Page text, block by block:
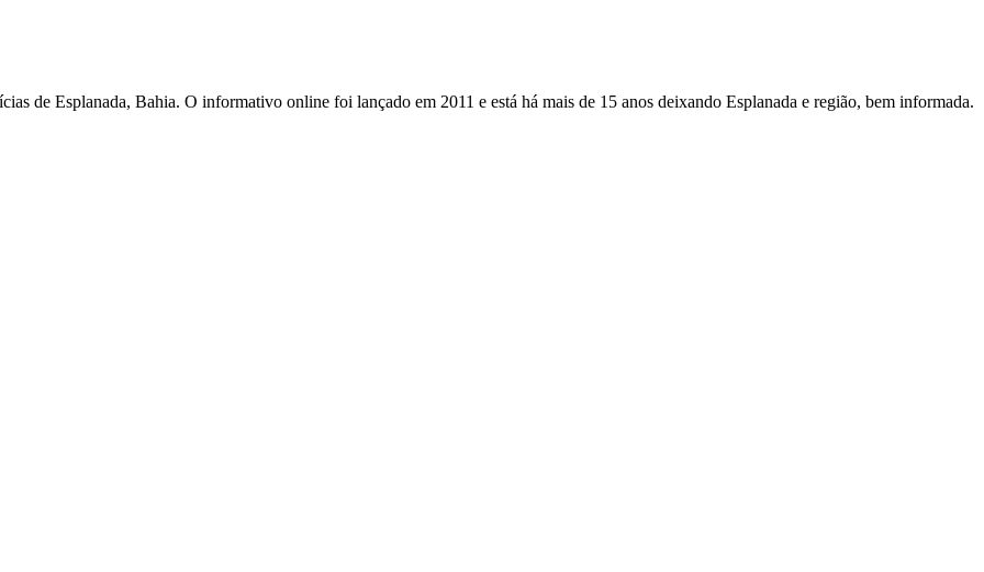
de Esplanada, Bahia. O informativo online foi lançado em 2011 e está há mais de 15 anos deixando Esplanada e região, bem informada.